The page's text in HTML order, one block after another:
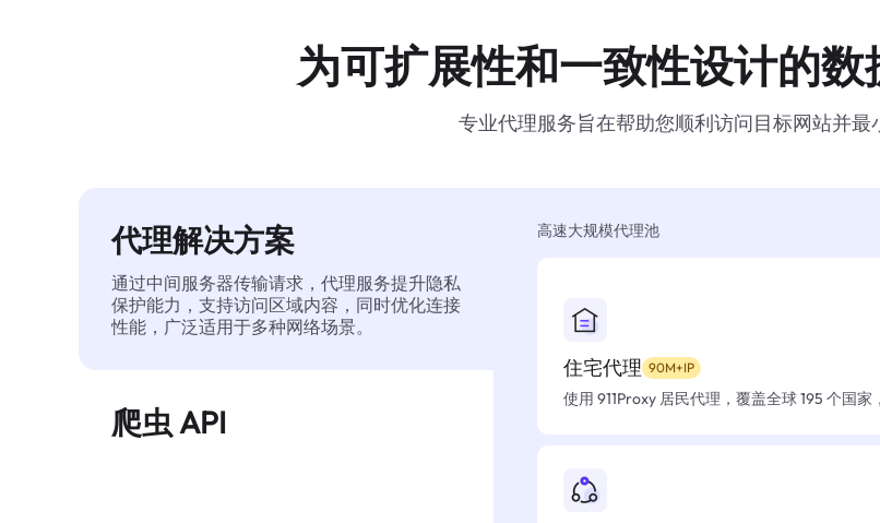
为可扩展性和一致性设计的
专业代理服务旨在帮助您顺利访问目标网站并最
代理解决方案
通过中间服务器传输请求，代理服务提升隐私
保护能力，支持访问区域内容，同时优化连接
性能，广泛适用于多种网络场景。
爬虫 API
高速大规模代理池
住宅代理 90M+IP
使用 911Proxy 居民代理，覆盖全球 195 个国家